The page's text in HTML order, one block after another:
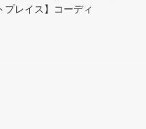
プレイス】コーディ